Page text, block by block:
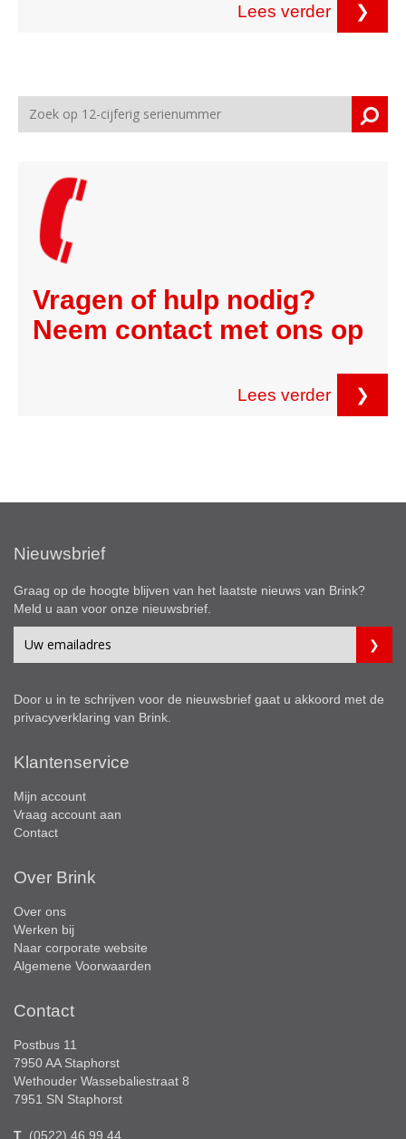
Lees verder ❯
Vragen of hulp nodig?
Neem contact met ons op
Lees verder ❯
Nieuwsbrief
Graag op de hoogte blijven van het laatste nieuws van Brink?
Meld u aan voor onze nieuwsbrief.
Door u in te schrijven voor de nieuwsbrief gaat u akkoord met de
privacyverklaring van Brink.
Klantenservice
Mijn account
Vraag account aan
Contact
Over Brink
Over ons
Werken bij
Naar corporate website
Algemene Voorwaarden
Contact
Postbus 11
7950 AA Staphorst
Wethouder Wassebaliestraat 8
7951 SN Staphorst
T . (0522) 46 99 44